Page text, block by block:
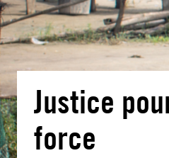
Justice
force